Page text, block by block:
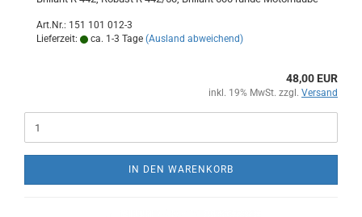
Art.Nr.: 151 101 012-3
Lieferzeit:
ca. 1-3 Tage (Ausland abweichend)
48,00 EUR
inkl. 19% MwSt. zzgl. Versand
IN DEN WARENKORB